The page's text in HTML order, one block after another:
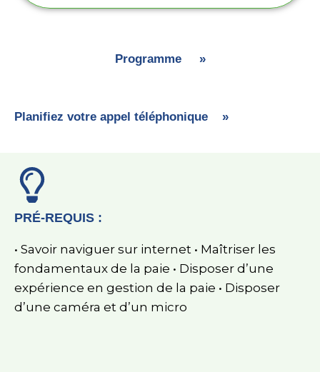
Programme »
Planifiez votre appel téléphonique »
PRÉ-REQUIS :
• Savoir naviguer sur internet • Maîtriser les
fondamentaux de la paie • Disposer d’une
expérience en gestion de la paie • Disposer
d’une caméra et d’un micro